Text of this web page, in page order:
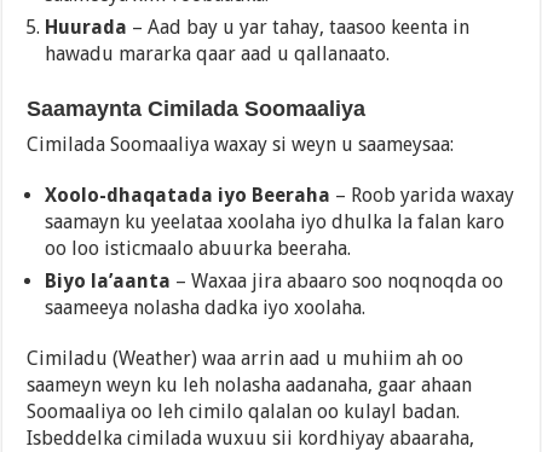
Huurada – Aad bay u yar tahay, taasoo keenta in
hawadu mararka qaar aad u qallanaato.
Saamaynta Cimilada Soomaaliya
Cimilada Soomaaliya waxay si weyn u saameysaa:
Xoolo-dhaqatada iyo Beeraha – Roob yarida waxay
saamayn ku yeelataa xoolaha iyo dhulka la falan karo
oo loo isticmaalo abuurka beeraha.
Biyo la’aanta – Waxaa jira abaaro soo noqnoqda oo
saameeya nolasha dadka iyo xoolaha.
Cimiladu (Weather) waa arrin aad u muhiim ah oo
saameyn weyn ku leh nolasha aadanaha, gaar ahaan
Soomaaliya oo leh cimilo qalalan oo kulayl badan.
Isbeddelka cimilada wuxuu sii kordhiyay abaaraha,